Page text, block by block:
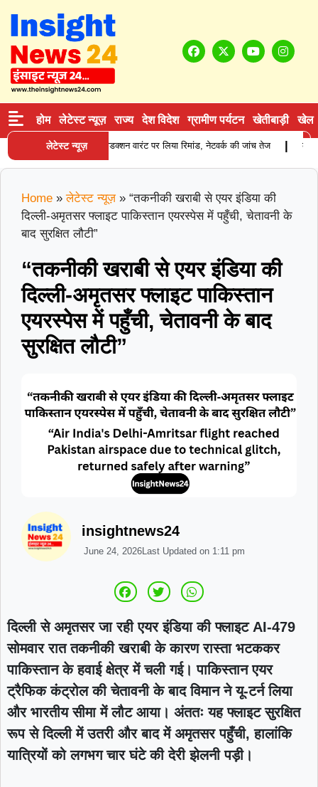
होम लेटेस्ट न्यूज़ राज्य देश विदेश ग्रामीण पर्यटन खेतीबाड़ी खेल
लेटेस्ट न्यूज़
करने वाले आरोपी को प्रोडक्शन वारंट पर लिया रिमांड, नेटवर्क की जांच तेज
Home » लेटेस्ट न्यूज़ »“तकनीकी खराबी से एयर इंडिया की
दिल्ली‑अमृतसर फ्लाइट पाकिस्तान एयरस्पेस में पहुँची, चेतावनी के
बाद सुरक्षित लौटी”
“तकनीकी खराबी से एयर इंडिया की
दिल्ली‑अमृतसर फ्लाइट पाकिस्तान
एयरस्पेस में पहुँची, चेतावनी के बाद
सुरक्षित लौटी”
insightnews24
June 24, 2026Last Updated on 1:11 pm
दिल्ली से अमृतसर जा रही एयर इंडिया की फ्लाइट AI‑479
सोमवार रात तकनीकी खराबी के कारण रास्ता भटककर
पाकिस्तान के हवाई क्षेत्र में चली गई। पाकिस्तान एयर
ट्रैफिक कंट्रोल की चेतावनी के बाद विमान ने यू‑टर्न लिया
और भारतीय सीमा में लौट आया। अंततः यह फ्लाइट सुरक्षित
रूप से दिल्ली में उतरी और बाद में अमृतसर पहुँची, हालांकि
यात्रियों को लगभग चार घंटे की देरी झेलनी पड़ी।